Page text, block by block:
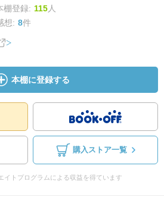
棚登録: 115人
想: 8件
本棚に登録する
購入ストア一覧
イトプログラムによる収益を得ています